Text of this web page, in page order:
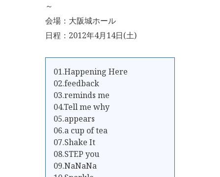
～
会場：大阪城ホール
日程：2012年4月14日(土)
01.Happening Here
02.feedback
03.reminds me
04.Tell me why
05.appears
06.a cup of tea
07.Shake It
08.STEP you
09.NaNaNa